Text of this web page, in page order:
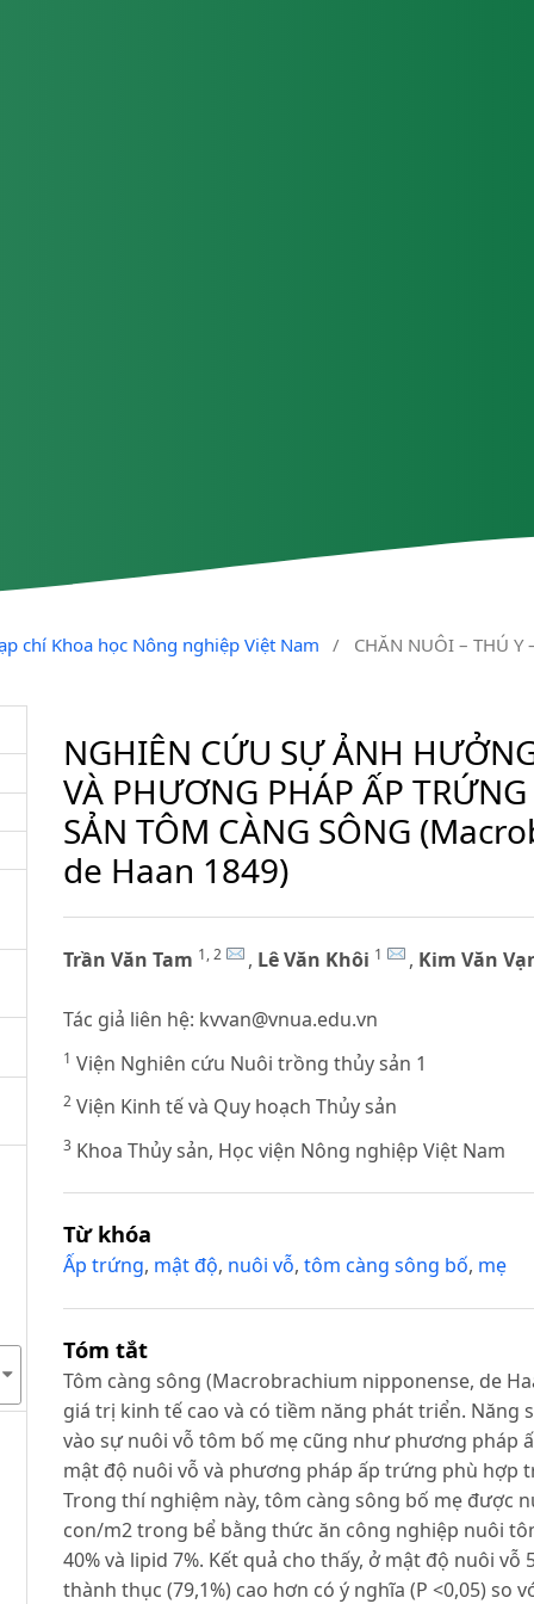
chí Khoa học Nông nghiệp Việt Nam / CHĂN NUÔI – THÚ Y
NGHIÊN CỨU SỰ ẢNH
VÀ PHƯƠNG PHÁP ẤP
SẢN TÔM CÀNG SÔNG
de Haan 1849)
Trần Văn Tam 1, 2 , Lê Văn Khôi 1 , Kim Văn
Tác giả liên hệ: kvvan@vnua.edu.vn
1 Viện Nghiên cứu Nuôi trồng thủy sản 1
2 Viện Kinh tế và Quy hoạch Thủy sản
3 Khoa Thủy sản, Học viện Nông nghiệp Việt Nam
Từ khóa
Ấp trứng, mật độ, nuôi vỗ,tôm càng sông bố, mẹ
Tóm tắt
Tôm càng sông (Macrobrachium nipponense, de
giá trị kinh tế cao và có tiềm năng phát triển.
vào sự nuôi vỗ tôm bố mẹ cũng như phương pháp
mật độ nuôi vỗ và phương pháp ấp trứng phù hợp
Trong thí nghiệm này, tôm càng sông bố mẹ được
con/m2 trong bể bằng thức ăn công nghiệp nuôi
40% và lipid 7%. Kết quả cho thấy, ở mật độ nuôi vỗ
thành thục (79,1%) cao hơn có ý nghĩa (P <0,05) so